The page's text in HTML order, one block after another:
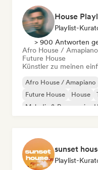
House
Playlist-
> 900 Antworten
Afro House / Amapiano
Future House
Künstler zu meinen
Afro House / Amapiano
Future House
House
Melodic & Progressive
sunset
Playlist-